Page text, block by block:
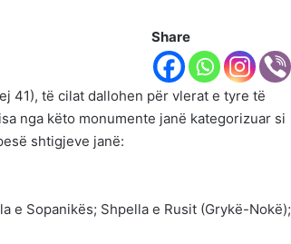
Share
41), të cilat dallohen për vlerat e tyre të
nga këto monumente janë kategorizuar si
shtigjeve janë:
e Sopanikës; Shpella e Rusit (Grykë-Nokë);